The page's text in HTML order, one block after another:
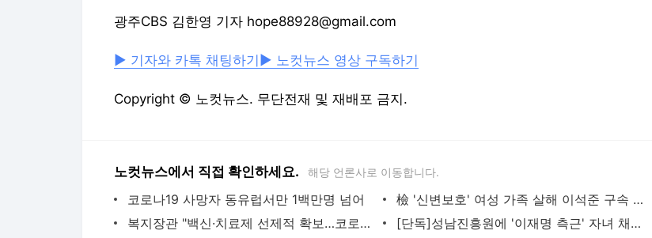
광주CBS 김한영 기자 hope88928@gmail.com
▶ 기자와 카톡 채팅하기 ▶ 노컷뉴스 영상 구독하기
Copyright © 노컷뉴스. 무단전재 및 재배포 금지.
노컷뉴스에서 직접 확인하세요. 해당 언론사로 이동합니다.
코로나19 사망자 동유럽서만 1백만명 넘어
檢 '신변보호' 여성 가족 살해 이석준 구속 기소…보복살인 적용
복지장관 "백신·치료제 선제적 확보…코로나19 위기 대응 최선"
[단독]성남진흥원에 '이재명 측근' 자녀 채용 더 있다